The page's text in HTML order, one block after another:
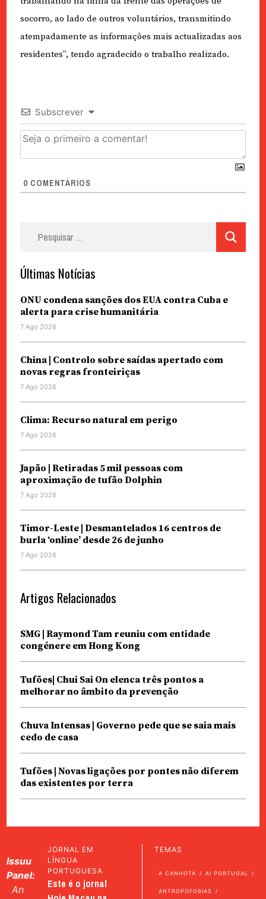
socorro, ao lado de outros voluntários, transmitindo
atempadamente as informações mais actualizadas aos
residentes”, tendo agradecido o trabalho realizado.
Subscrever
0 COMENTÁRIOS
Últimas Notícias
ONU condena sanções dos EUA contra Cuba e
alerta para crise humanitária
7 Ago 2026
China | Controlo sobre saídas apertado com
novas regras fronteiriças
7 Ago 2026
Clima: Recurso natural em perigo
7 Ago 2026
Japão | Retiradas 5 mil pessoas com
aproximação de tufão Dolphin
7 Ago 2026
Timor-Leste | Desmantelados 16 centros de
burla ‘online’ desde 26 de junho
7 Ago 2026
Artigos Relacionados
SMG | Raymond Tam reuniu com entidade
congénere em Hong Kong
Tufões| Chui Sai On elenca três pontos a
melhorar no âmbito da prevenção
Chuva Intensas | Governo pede que se saia mais
cedo de casa
Tufões | Novas ligações por pontes não diferem
das existentes por terra
Issuu
Panel:
An
JORNAL EM
LÍNGUA
PORTUGUESA
Este é o jornal
TEMAS
A CANHOTA AI PORTUGAL
ANTROPOFOBIAS